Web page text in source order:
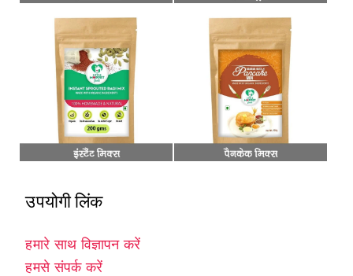
उपयोगी लिंक
हमारे साथ विज्ञापन करें
हमसे संपर्क करें